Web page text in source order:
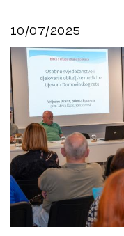
10/07/2025